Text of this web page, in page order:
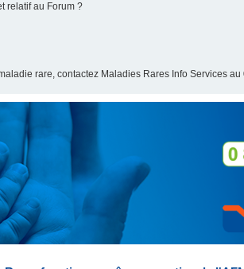
relatif au Forum ?
rare, contactez Maladies Rares Info Services